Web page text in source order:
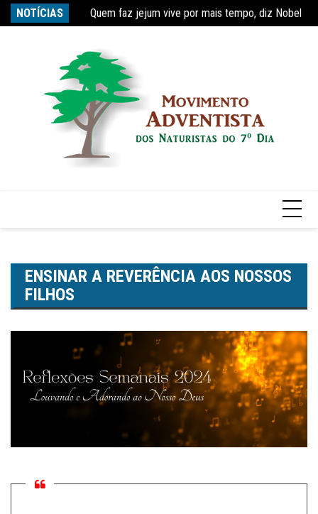
para
NOTÍCIAS
Quem faz jejum vive por mais tempo, diz Nobel
Estudo constata que período de faculdade faz
ENSINAR A REVERÊNCIA AOS NOSSOS
FILHOS